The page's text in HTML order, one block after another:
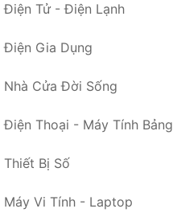
Điện Tử - Điện Lạnh
Điện Gia Dụng
Nhà Cửa Đời Sống
Điện Thoại - Máy Tính Bảng
Thiết Bị Số
Máy Vi Tính - Laptop